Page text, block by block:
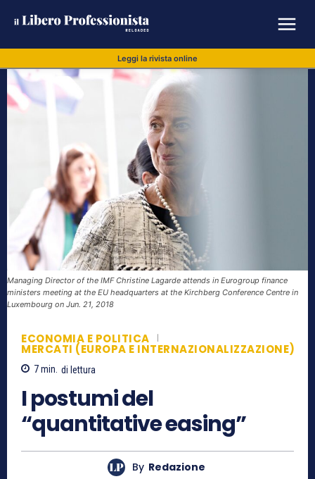
Leggi la rivista online
Managing Director of the IMF Christine Lagarde attends in Eurogroup finance
ministers meeting at the EU headquarters at the Kirchberg Conference Centre in
Luxembourg on Jun. 21, 2018
ECONOMIA E POLITICA
MERCATI (EUROPA E INTERNAZIONALIZZAZIONE)
7min. di lettura
I postumi del
“quantitative easing”
By Redazione